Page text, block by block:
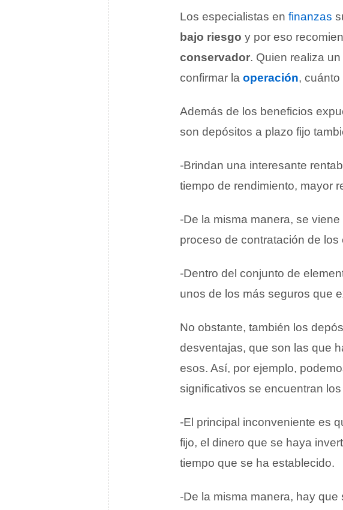
Los especialistas en finanzas
bajo riesgo y por eso
conservador. Quien realiza
confirmar la operación,
Además de los beneficios
son depósitos a plazo fijo
-Brindan una interesante
tiempo de rendimiento, mayor
-De la misma manera, se
proceso de contratación de los
-Dentro del conjunto de
unos de los más seguros que
No obstante, también los
desventajas, que son las que
esos. Así, por ejemplo,
significativos se encuentran
-El principal inconveniente es
fijo, el dinero que se haya
tiempo que se ha establecido.
-De la misma manera, hay